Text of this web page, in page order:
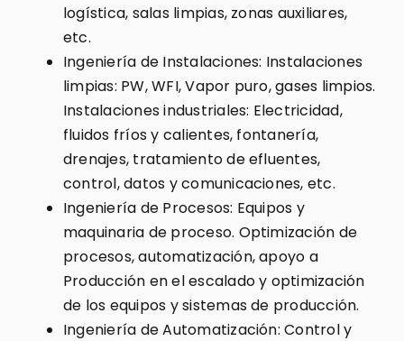
logística, salas limpias, zonas auxiliares,
etc.
Ingeniería de Instalaciones: Instalaciones
limpias: PW, WFI, Vapor puro, gases limpios.
Instalaciones industriales: Electricidad,
fluidos fríos y calientes, fontanería,
drenajes, tratamiento de efluentes,
control, datos y comunicaciones, etc.
Ingeniería de Procesos: Equipos y
maquinaria de proceso. Optimización de
procesos, automatización, apoyo a
Producción en el escalado y optimización
de los equipos y sistemas de producción.
Ingeniería de Automatización: Control y